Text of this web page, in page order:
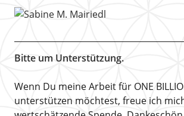
Bitte um Unterstützung.
Wenn Du meine Arbeit für ONE
unterstützen möchtest, freue ich